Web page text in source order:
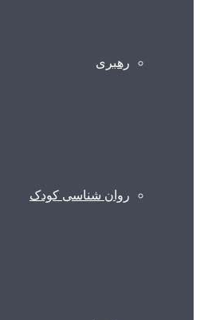
رهبری
روان شناسی کودک